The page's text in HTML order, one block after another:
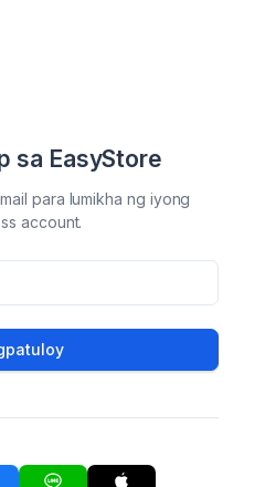
sa EasyStore
para lumikha ng iyong
account.